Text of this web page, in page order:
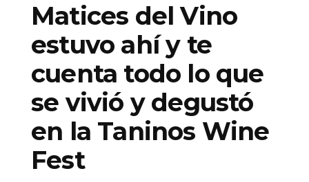
Matices del Vino
estuvo ahí y te
cuenta todo lo que
se vivió y degustó
en la Taninos Wine
Fest